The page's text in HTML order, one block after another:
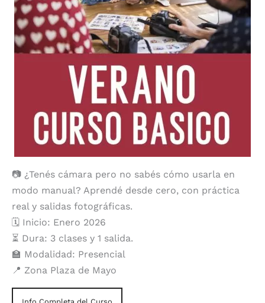
📷 ¿Tenés cámara pero no sabés cómo usarla en
modo manual? Aprendé desde cero, con práctica
real y salidas fotográficas.
🗓️ Inicio: Enero 2026
⏳ Dura: 3 clases y 1 salida.
🏫 Modalidad: Presencial
📍 Zona Plaza de Mayo